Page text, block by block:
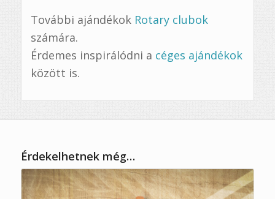
További ajándékok Rotary clubok
számára.
Érdemes inspirálódni a céges ajándékok
között is.
Érdekelhetnek még…